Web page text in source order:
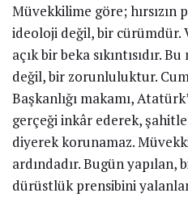
Müvekkilime göre; hırsızın
ideoloji değil, bir cürümdür.
açık bir beka sıkıntısıdır.
değil, bir zorunluluktur.
Başkanlığı makamı,
gerçeği inkâr ederek,
diyerek korunamaz.
ardındadır. Bugün
dürüstlük prensibini